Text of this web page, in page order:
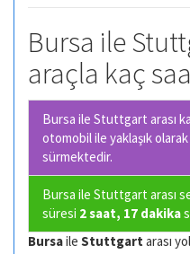
Bursa ile
araçla kaç
Bursa ile Stuttgart arası
otomobil ile yaklaşık olarak
sürmektedir.
Bursa ile Stuttgart arası
süresi 2 saat, 17 dakika
Bursaile Stuttgart arası